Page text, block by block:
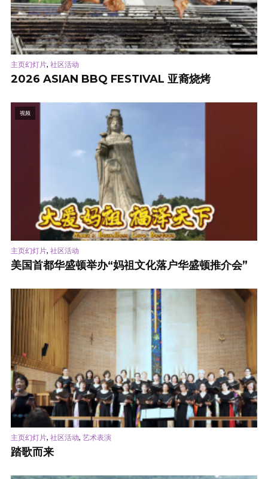
主页幻灯片, 社区活动
2026 ASIAN BBQ FESTIVAL 亚裔烧烤
视频
主页幻灯片, 社区活动
美国首都华盛顿举办“妈祖文化落户华盛顿推介会”
主页幻灯片, 社区活动, 艺术表演
踏歌而来